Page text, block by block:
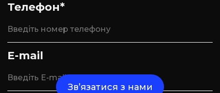
Телефон*
E-mail
Зв’язатися з нами